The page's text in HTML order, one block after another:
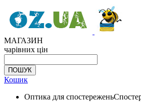
МАГАЗИН
чарівних цін
Кошик
Оптика для спостережень